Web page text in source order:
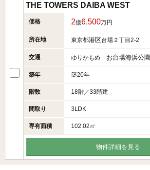
THE TOWERS DAIBA WEST
価格 2億6,500万円
所在地 東京都港区台場２丁目2-2
交通 ゆりかもめ「 お台場海浜公園
築年 築20年
階数 18階／33階建
間取り 3LDK
専有面積 102.02㎡
物件詳細を見る